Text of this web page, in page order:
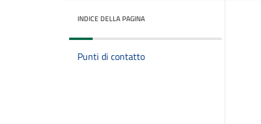
INDICE DELLA PAGINA
Punti di contatto